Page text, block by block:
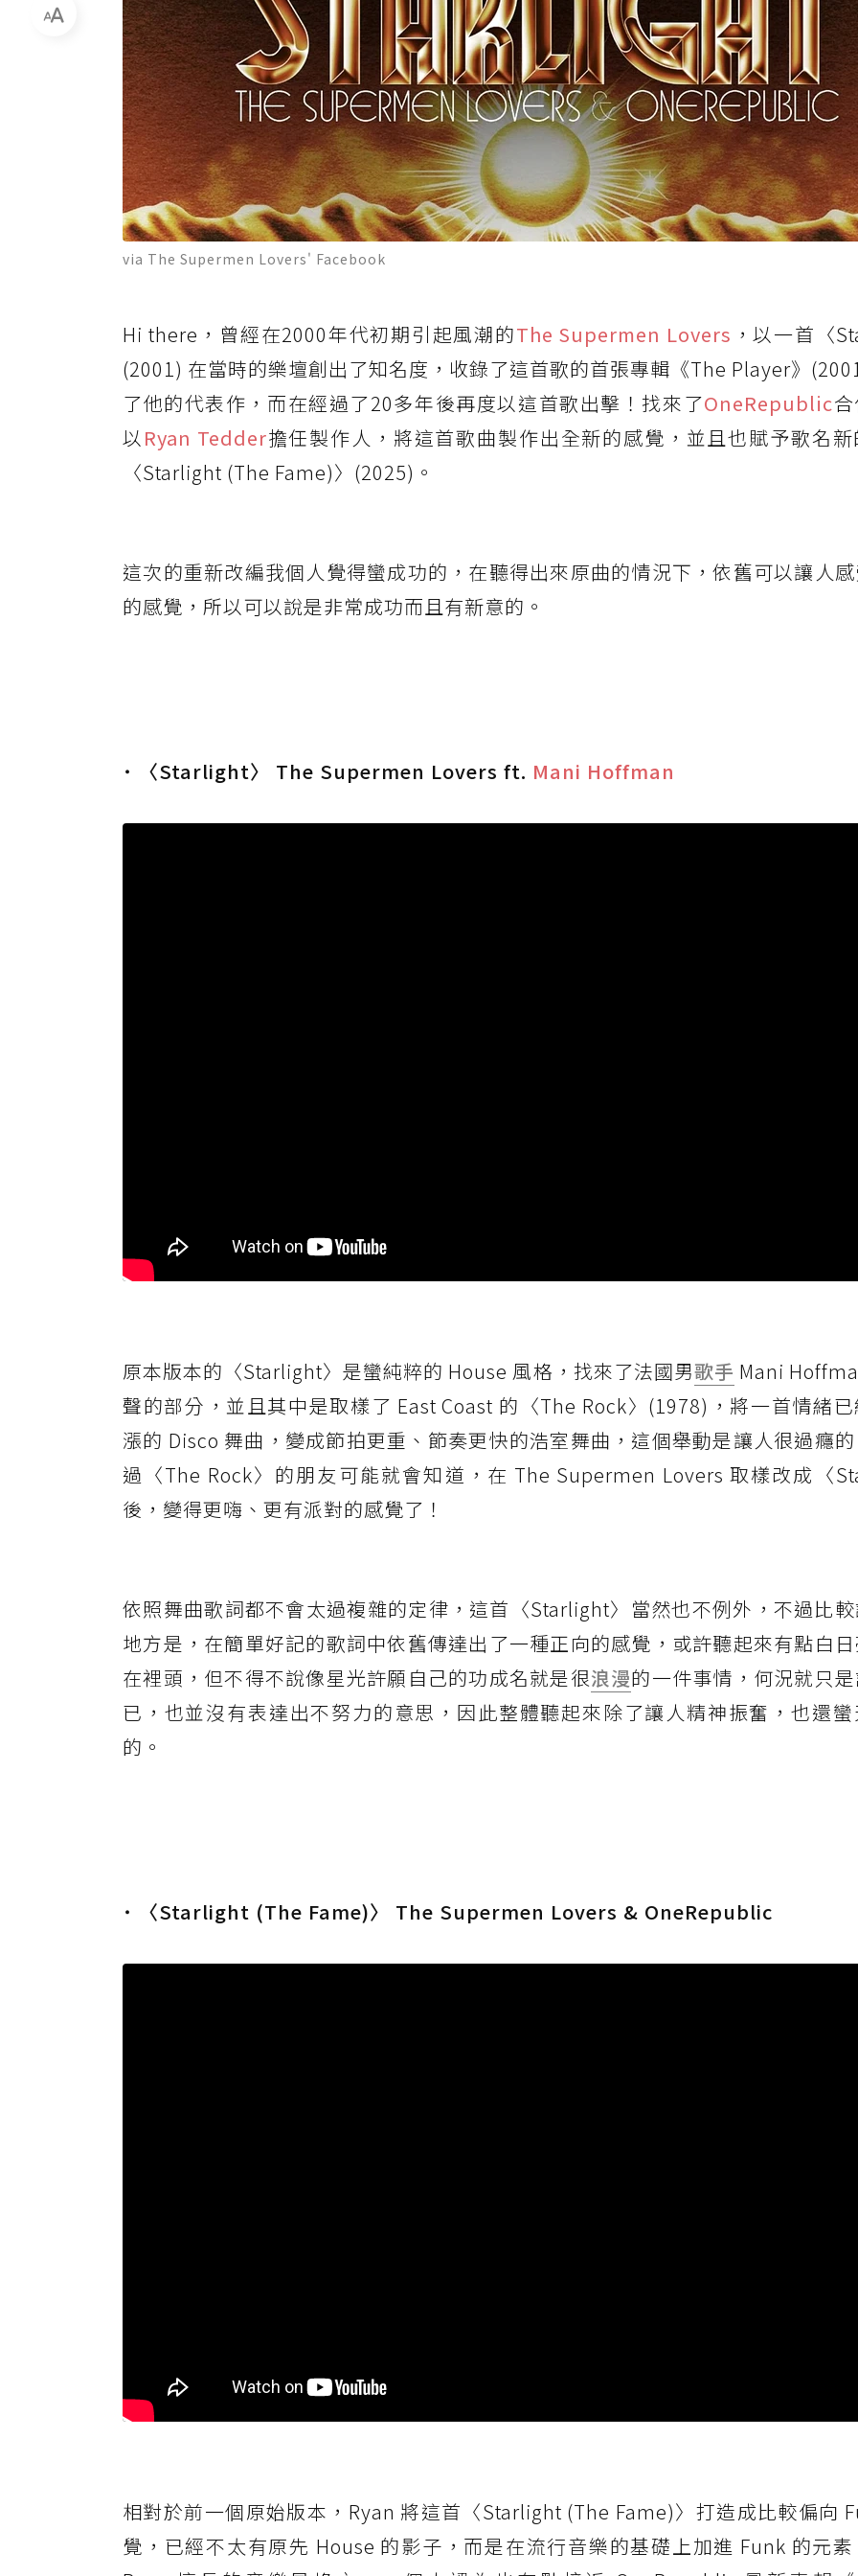
via The Supermen Lovers' Facebook
Hi there，曾經在2000年代初期引起風潮的The Supermen Lovers ，以一首〈
(2001) 在當時的樂壇創出了知名度，收錄了這首歌的首張專輯《The Player》
了他的代表作，而在經過了20多年後再度以這首歌出擊！找來了OneRepublic
以Ryan Tedder擔任製作人，將這首歌曲製作出全新的感覺，並且也賦予歌名
〈Starlight (The Fame)〉(2025)。
這次的重新改編我個人覺得蠻成功的，在聽得出來原曲的情況下，依舊可以讓人
的感覺，所以可以說是非常成功而且有新意的。
˙ 〈Starlight〉 The Supermen Lovers ft. Mani Hoffman
原本版本的〈Starlight〉是蠻純粹的 House 風格，找來了法國男歌手 Mani
聲的部分，並且其中是取樣了 East Coast 的〈The Rock〉(1978)，將一首情緒
漲的 Disco 舞曲，變成節拍更重、節奏更快的浩室舞曲，這個舉動是讓人很過癮
過〈The Rock〉的朋友可能就會知道，在 The Supermen Lovers 取樣改成〈
後，變得更嗨、更有派對的感覺了！
依照舞曲歌詞都不會太過複雜的定律，這首〈Starlight〉當然也不例外，不過比
地方是，在簡單好記的歌詞中依舊傳達出了一種正向的感覺，或許聽起來有點白
在裡頭，但不得不說像星光許願自己的功成名就是很浪漫的一件事情，何況就只
已，也並沒有表達出不努力的意思，因此整體聽起來除了讓人精神振奮，也還
的。
˙ 〈Starlight (The Fame)〉 The Supermen Lovers & OneRepublic
相對於前一個原始版本，Ryan 將這首〈Starlight (The Fame)〉打造成比較偏向
覺，已經不太有原先 House 的影子，而是在流行音樂的基礎上加進 Funk 的元